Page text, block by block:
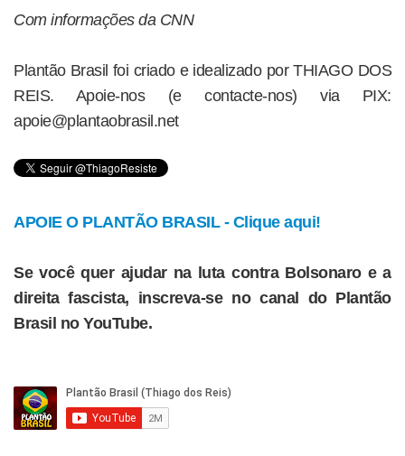
Com informações da CNN
Plantão Brasil foi criado e idealizado por THIAGO DOS
REIS. Apoie-nos (e contacte-nos) via PIX:
apoie@plantaobrasil.net
APOIE O PLANTÃO BRASIL - Clique aqui!
Se você quer ajudar na luta contra Bolsonaro e a
direita fascista, inscreva-se no canal do Plantão
Brasil no YouTube.